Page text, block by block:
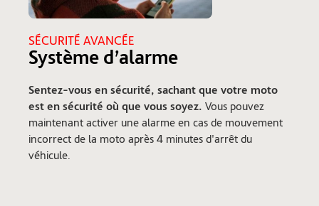
SÉCURITÉ AVANCÉE
Système d’alarme
Sentez-vous en sécurité, sachant que votre moto
est en sécurité où que vous soyez. Vous pouvez
maintenant activer une alarme en cas de mouvement
incorrect de la moto après 4 minutes d'arrêt du
véhicule.